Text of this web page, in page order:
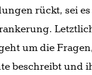
rückt, sei
um die
beschreibt und